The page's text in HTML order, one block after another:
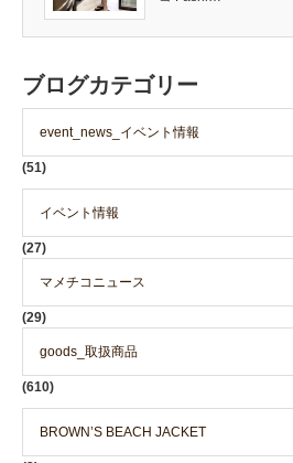
ブログカテゴリー
event_news_イベント情報
(51)
イベント情報
(27)
マメチコニュース
(29)
goods_取扱商品
(610)
BROWN’S BEACH JACKET